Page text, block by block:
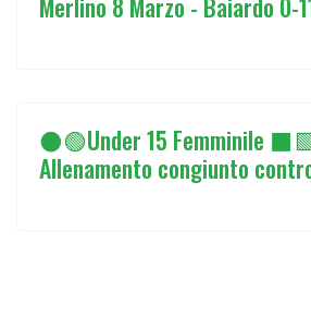
⚫🟢Under 15 Femminile
Allenamento congiunto